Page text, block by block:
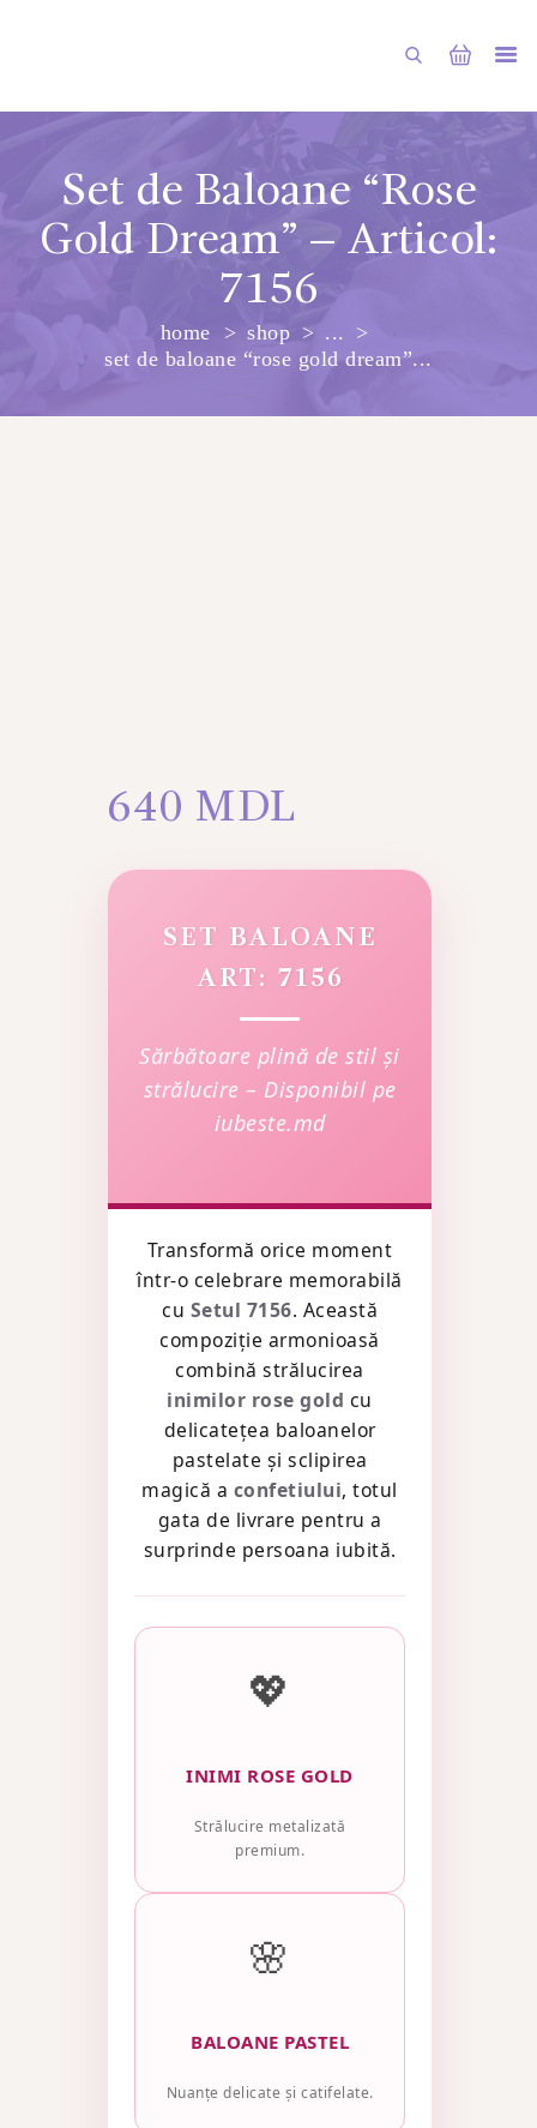
Set de Baloane “Rose
Gold Dream” – Articol:
7156
home shop
...
set de baloane “rose gold dream”...
PRINCIPALA
DESPRE NOI
SHOP
ARTICOLE
640 MDL
SET BALOANE
ART: 7156
Sărbătoare plină de stil și
strălucire – Disponibil pe
iubeste.md
Transformă orice moment
într-o celebrare memorabilă
cu Setul 7156. Această
compoziție armonioasă
combină strălucirea
inimilor rose gold cu
delicatețea baloanelor
pastelate și sclipirea
magică a confetiului, totul
gata de livrare pentru a
surprinde persoana iubită.
💖
INIMI ROSE GOLD
Strălucire metalizată
premium.
🌸
BALOANE PASTEL
Nuanțe delicate și catifelate.